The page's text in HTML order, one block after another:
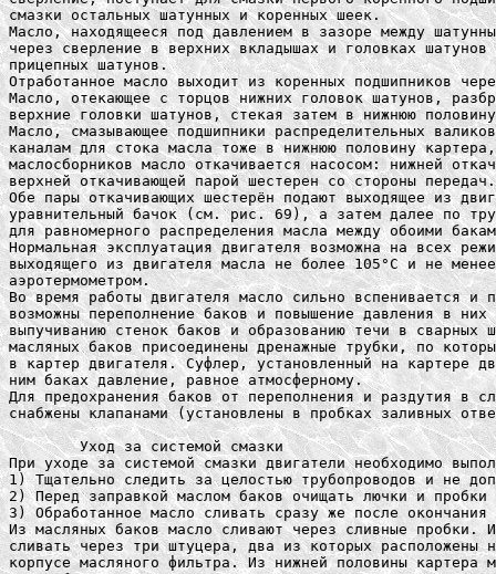
смазки остальных шатунных и коренных шеек.
Масло, находящееся под давлением в зазоре между
через сверление в верхних вкладышах и головках
прицепных шатунов.
Отработанное масло выходит из коренных подшипников
Масло, отекающее с торцов нижних головок шатунов,
верхние головки шатунов, стекая затем в нижнюю
Масло, смазывающее подшипники распределительных
каналам для стока масла тоже в нижнюю половину
маслосборников масло откачивается насосом: нижней
верхней откачивающей парой шестерен со стороны передач.
Обе пары откачивающих шестерён подают выходящее из
уравнительный бачок (см. рис. 69), а затем далее по
для равномерного распределения масла между обоими
Нормальная эксплуатация двигателя возможна на всех
выходящего из двигателя масла не более 105°С и не
аэротермометром.
Во время работы двигателя масло сильно вспенивается и
возможны переполнение баков и повышение давления в
выпучиванию стенок баков и образованию течи в сварных
масляных баков присоединены дренажные трубки, по
в картер двигателя. Суфлер, установленный на картере
ним баках давление, равное атмосферному.
Для предохранения баков от переполнения и раздутия в
снабжены клапанами (установлены в пробках заливных
	Уход за системой смазки
При уходе за системой смазки двигатели необходимо
1) Тщательно следить за целостью трубопроводов и не
2) Перед заправкой маслом баков очищать лючки и
3) Обработанное масло сливать сразу же после окончания
Из масляных баков масло сливают через сливные пробки.
сливать через три штуцера, два из которых расположены
корпусе масляного фильтра. Из нижней половины картера